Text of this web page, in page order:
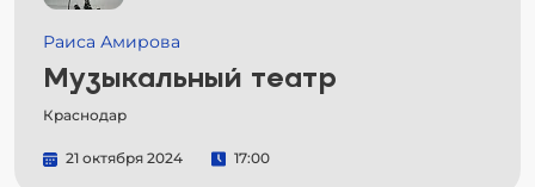
Раиса Амирова
Музыкальный театр
Краснодар
21 октября 2024 17:00